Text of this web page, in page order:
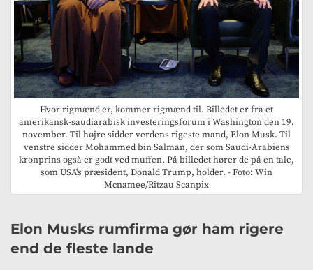
Hvor rigmænd er, kommer rigmænd til. Billedet er fra et
amerikansk-saudiarabisk investeringsforum i Washington den 19.
november. Til højre sidder verdens rigeste mand, Elon Musk. Til
venstre sidder Mohammed bin Salman, der som Saudi-Arabiens
kronprins også er godt ved muffen. På billedet hører de på en tale,
som USA's præsident, Donald Trump, holder. - Foto: Win
Mcnamee/Ritzau Scanpix
Elon Musks rumfirma gør ham rigere
end de fleste lande